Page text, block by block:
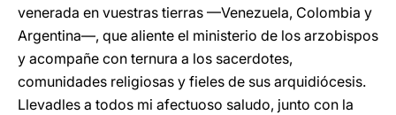
venerada en vuestras tierras —Venezuela, Colombia y
Argentina—, que aliente el ministerio de los arzobispos
y acompañe con ternura a los sacerdotes,
comunidades religiosas y fieles de sus arquidiócesis.
Llevadles a todos mi afectuoso saludo, junto con la